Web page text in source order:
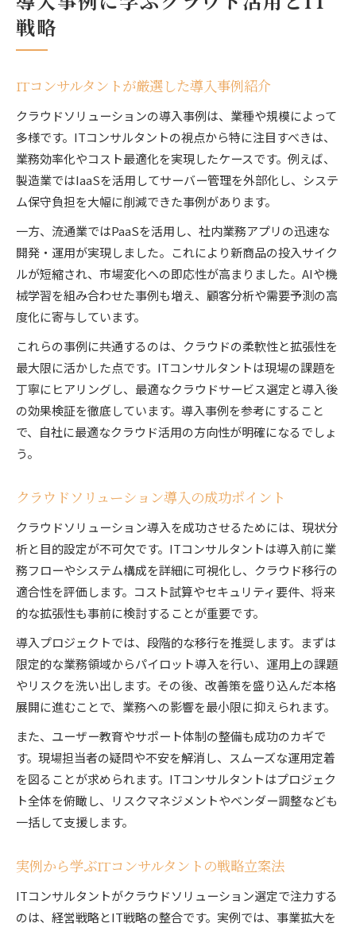
戦略
ITコンサルタントが厳選した導入事例紹介
クラウドソリューションの導入事例は、業種や規模によって
多様です。ITコンサルタントの視点から特に注目すべきは、
業務効率化やコスト最適化を実現したケースです。例えば、
製造業ではIaaSを活用してサーバー管理を外部化し、システ
ム保守負担を大幅に削減できた事例があります。
一方、流通業ではPaaSを活用し、社内業務アプリの迅速な
開発・運用が実現しました。これにより新商品の投入サイク
ルが短縮され、市場変化への即応性が高まりました。AIや機
械学習を組み合わせた事例も増え、顧客分析や需要予測の高
度化に寄与しています。
これらの事例に共通するのは、クラウドの柔軟性と拡張性を
最大限に活かした点です。ITコンサルタントは現場の課題を
丁寧にヒアリングし、最適なクラウドサービス選定と導入後
の効果検証を徹底しています。導入事例を参考にすること
で、自社に最適なクラウド活用の方向性が明確になるでしょ
う。
クラウドソリューション導入の成功ポイント
クラウドソリューション導入を成功させるためには、現状分
析と目的設定が不可欠です。ITコンサルタントは導入前に業
務フローやシステム構成を詳細に可視化し、クラウド移行の
適合性を評価します。コスト試算やセキュリティ要件、将来
的な拡張性も事前に検討することが重要です。
導入プロジェクトでは、段階的な移行を推奨します。まずは
限定的な業務領域からパイロット導入を行い、運用上の課題
やリスクを洗い出します。その後、改善策を盛り込んだ本格
展開に進むことで、業務への影響を最小限に抑えられます。
また、ユーザー教育やサポート体制の整備も成功のカギで
す。現場担当者の疑問や不安を解消し、スムーズな運用定着
を図ることが求められます。ITコンサルタントはプロジェク
ト全体を俯瞰し、リスクマネジメントやベンダー調整なども
一括して支援します。
実例から学ぶITコンサルタントの戦略立案法
ITコンサルタントがクラウドソリューション選定で注力する
のは、経営戦略とIT戦略の整合です。実例では、事業拡大を